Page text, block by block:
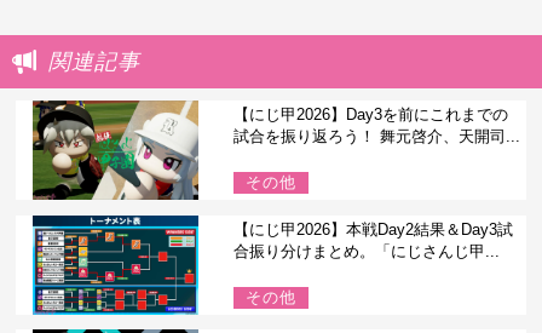
関連記事
【にじ甲2026】Day3を前にこれまでの
試合を振り返ろう！ 舞元啓介、天開司...
その他
【にじ甲2026】本戦Day2結果＆Day3試
合振り分けまとめ。「にじさんじ甲...
その他